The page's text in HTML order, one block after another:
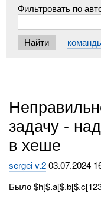
Фильтровать по
задачу -
в хеше
sergei v.203.07.2024
Было